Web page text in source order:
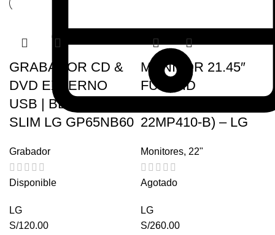
GRABADOR CD &
DVD EXTERNO
USB | BLACK |
SLIM LG GP65NB60
Grabador
Disponible
LG
S/120.00
MONITOR 21.45″
FULL HD
22MP410-B) – LG
Monitores, 22"
Agotado
LG
S/260.00